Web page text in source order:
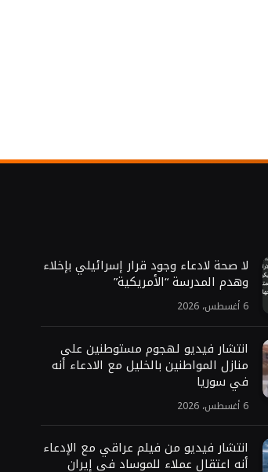
لا صحة لادعاء وجود قرار إسرائيلي بإخلاء
وهدم المدرسة “الأمريكية”
6 أغسطس، 2026
انتشار فيديو لهجوم مستوطنين على
منازل المواطنين بالخليل مع الادعاء أنه
في سوريا
6 أغسطس، 2026
انتشار فيديو من فيلم عراقي مع الإدعاء
أنه اعتقال عملاء للموساد في إيران